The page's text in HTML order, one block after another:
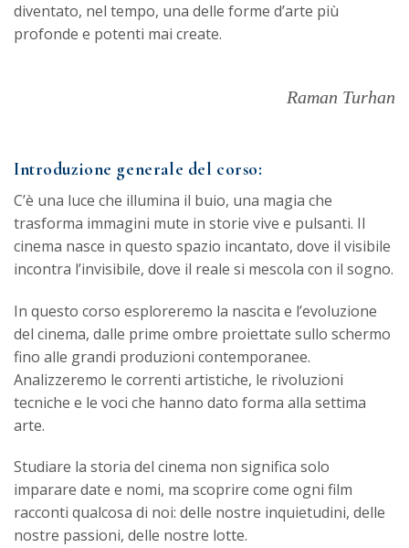
diventato, nel tempo, una delle forme d’arte più
profonde e potenti mai create.
Raman Turhan
Introduzione generale del corso:
C’è una luce che illumina il buio, una magia che
trasforma immagini mute in storie vive e pulsanti. Il
cinema nasce in questo spazio incantato, dove il visibile
incontra l’invisibile, dove il reale si mescola con il sogno.
In questo corso esploreremo la nascita e l’evoluzione
del cinema, dalle prime ombre proiettate sullo schermo
fino alle grandi produzioni contemporanee.
Analizzeremo le correnti artistiche, le rivoluzioni
tecniche e le voci che hanno dato forma alla settima
arte.
Studiare la storia del cinema non significa solo
imparare date e nomi, ma scoprire come ogni film
racconti qualcosa di noi: delle nostre inquietudini, delle
nostre passioni, delle nostre lotte.